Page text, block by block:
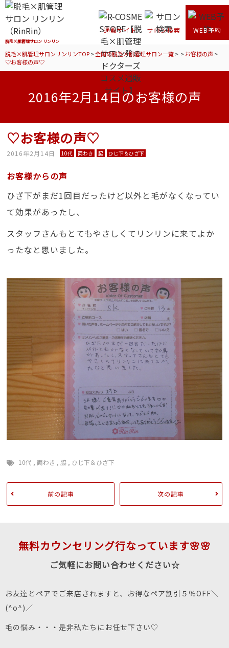
脱毛×肌管理サロン リンリン
通販サイト サロン検索 WEB予約
脱毛×肌管理サロンリンリンTOP>全国の脱毛×肌管理サロン一覧> >お客様の声 >
♡お客様の声♡
2016年2月14日のお客様の声
♡お客様の声♡
2016年2月14日 10代 両わき 脇 ひじ下＆ひざ下
お客様からの声
ひざ下がまだ1回目だったけど以外と毛がなくなってい
て効果があったし、
スタッフさんもとてもやさしくてリンリンに来てよか
ったなと思いました。
10代 ,両わき , 脇 , ひじ下＆ひざ下
前の記事 次の記事
無料カウンセリング行なっています🌸🌸
ご気軽にお問い合わせください☆
お友達とペアでご来店されますと、お得なペア割引５％OFF＼
(^o^)／
毛の悩み・・・是非私たちにお任せ下さい♡